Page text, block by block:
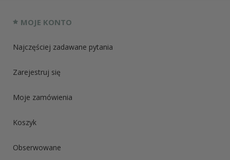
MOJE KONTO
Najczęściej zadawane pytania
Zarejestruj się
Moje zamówienia
Koszyk
Obserwowane